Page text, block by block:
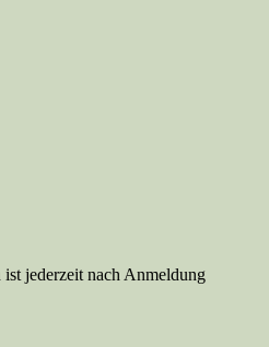
jederzeit nach Anmeldung